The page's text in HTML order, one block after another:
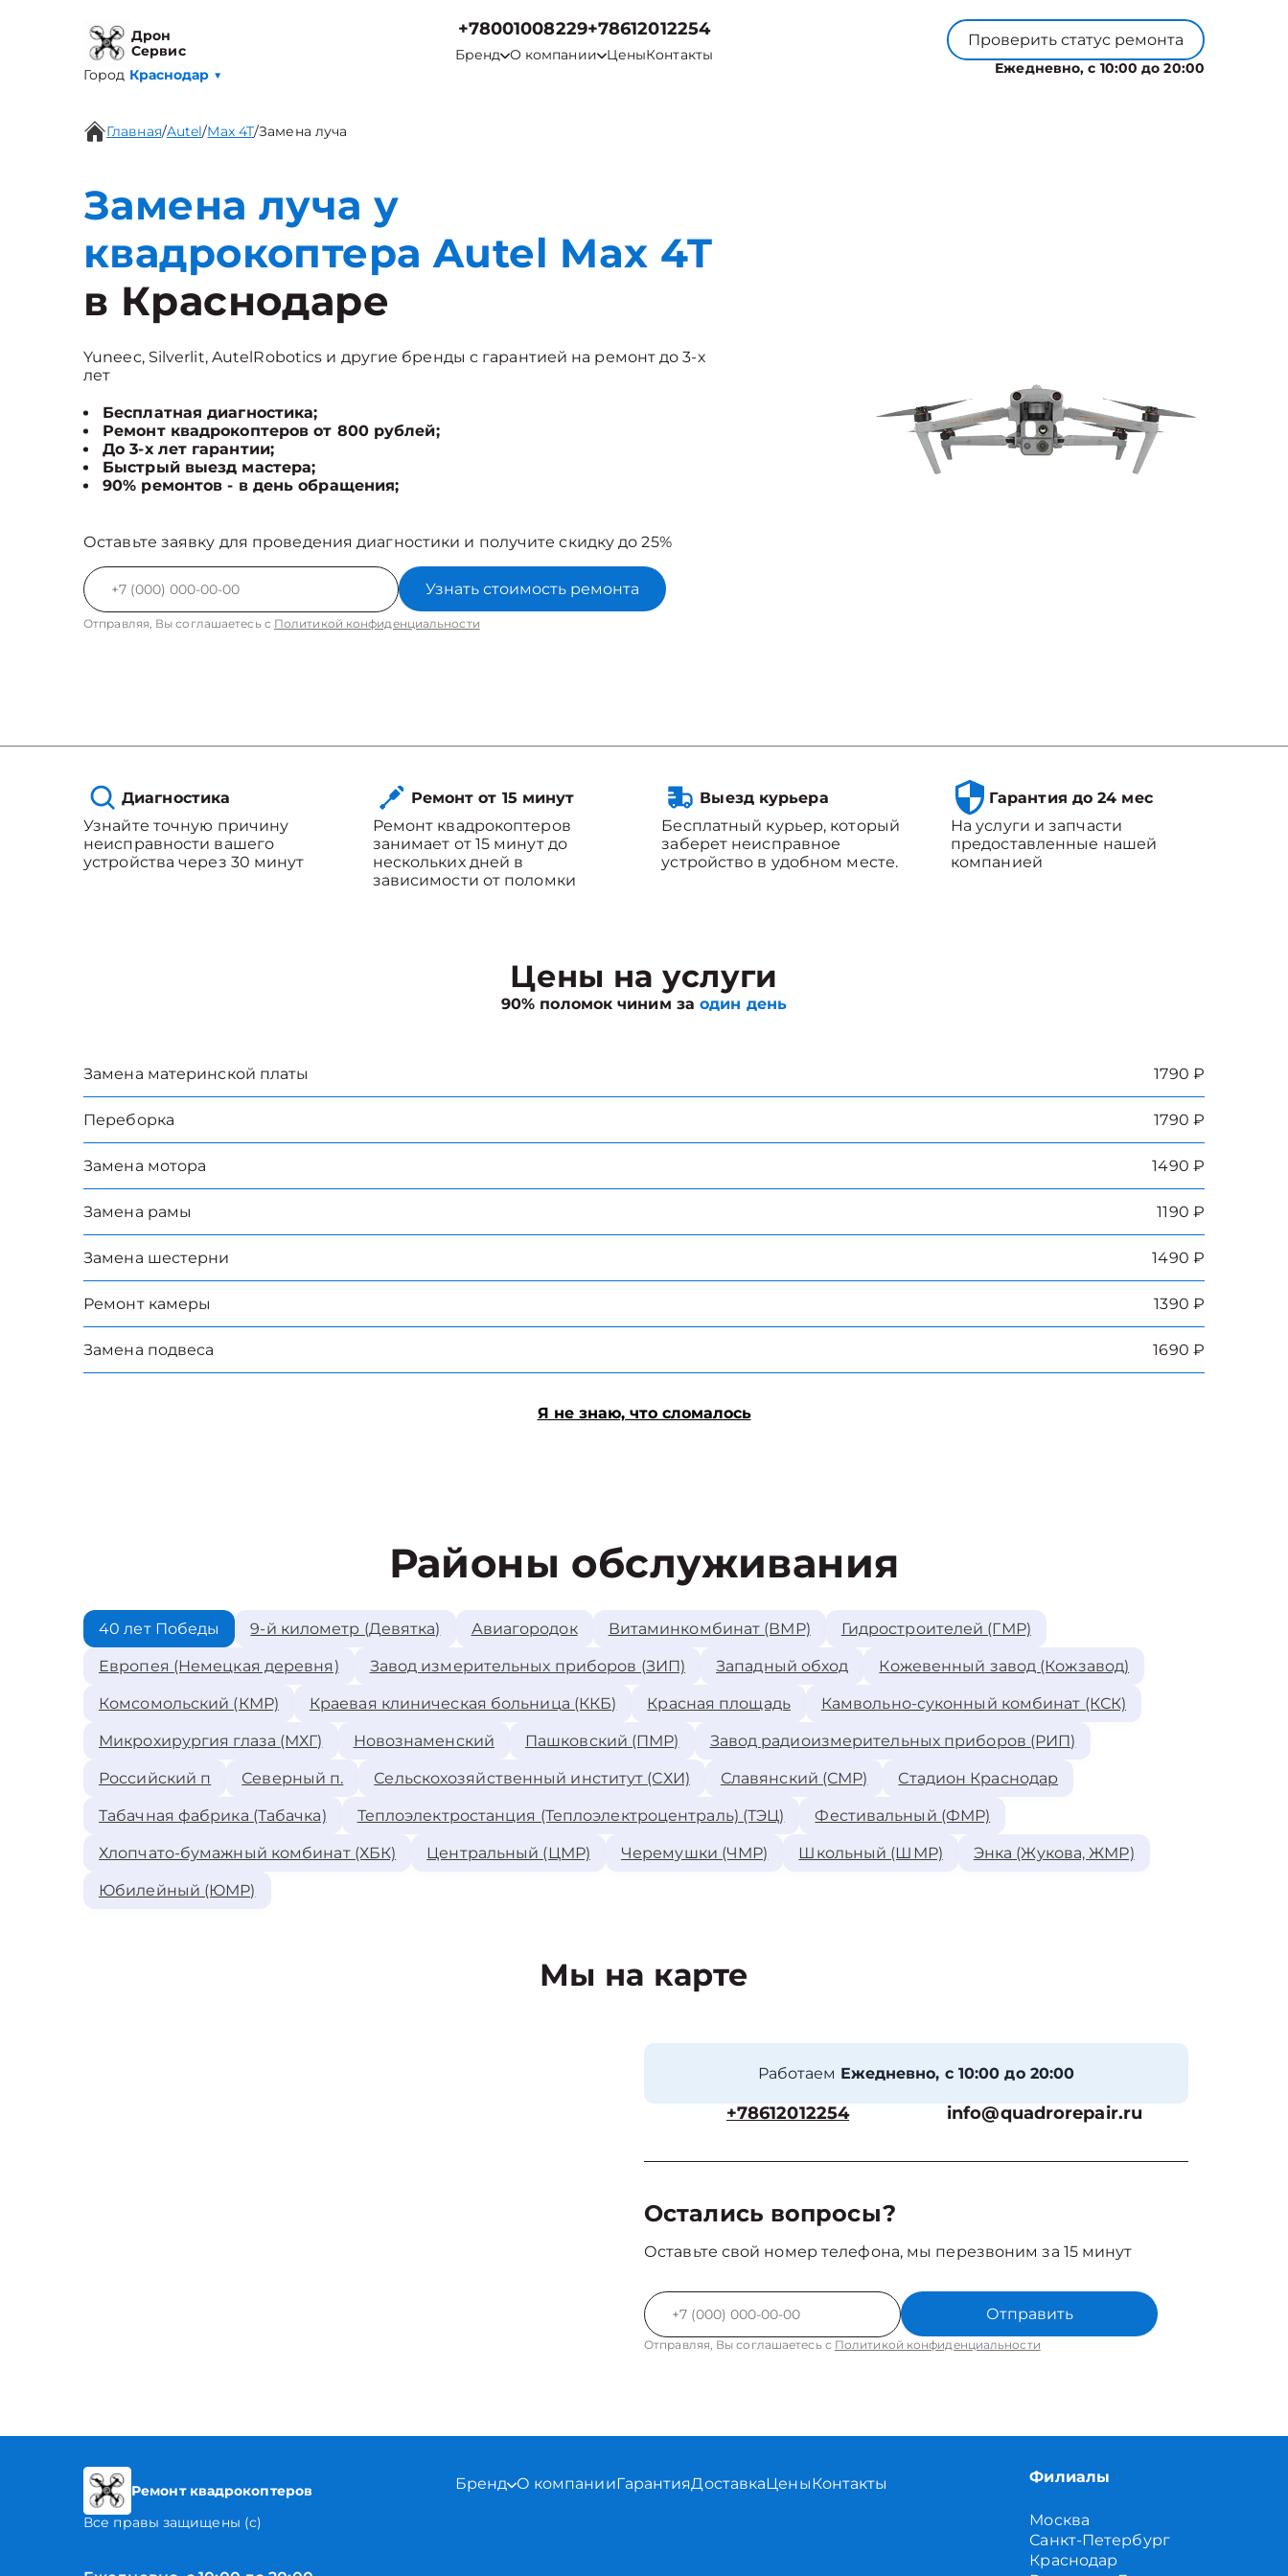
Дрон
Сервис
Город Краснодар ▼
+78001008229+78612012254
Бренд О компании ЦеныКонтакты
Проверить статус ремонта
Ежедневно, с 10:00 до 20:00
Главная/Autel/Max 4T/Замена луча
Замена луча у
квадрокоптера Autel Max 4T
в Краснодаре
Yuneec, Silverlit, AutelRobotics и другие бренды с гарантией на ремонт до 3-х
лет
Бесплатная диагностика;
Ремонт квадрокоптеров от 800 рублей;
До 3-х лет гарантии;
Быстрый выезд мастера;
90% ремонтов - в день обращения;
Оставьте заявку для проведения диагностики и получите скидку до 25%
Узнать стоимость ремонта
Отправляя, Вы соглашаетесь с Политикой конфиденциальности
Диагностика
Узнайте точную причину
неисправности вашего
устройства через 30 минут
Ремонт от 15 минут
Ремонт квадрокоптеров
занимает от 15 минут до
нескольких дней в
зависимости от поломки
Выезд курьера
Бесплатный курьер, который
заберет неисправное
устройство в удобном месте.
Гарантия до 24 мес
На услуги и запчасти
предоставленные нашей
компанией
Цены на услуги
90% поломок чиним заодин день
Замена материнской платы 1790 ₽
Переборка 1790 ₽
Замена мотора 1490 ₽
Замена рамы 1190 ₽
Замена шестерни 1490 ₽
Ремонт камеры 1390 ₽
Замена подвеса 1690 ₽
Я не знаю, что сломалось
Районы обслуживания
40 лет Победы 9-й километр (Девятка) Авиагородок Витаминкомбинат (ВМР) Гидростроителей (ГМР)
Европея (Немецкая деревня) Завод измерительных приборов (ЗИП) Западный обход Кожевенный завод (Кожзавод)
Комсомольский (КМР) Краевая клиническая больница (ККБ) Красная площадь Камвольно-суконный комбинат (КСК)
Микрохирургия глаза (МХГ) Новознаменский Пашковский (ПМР) Завод радиоизмерительных приборов (РИП)
Российский п Северный п. Сельскохозяйственный институт (СХИ) Славянский (СМР) Стадион Краснодар
Табачная фабрика (Табачка) Теплоэлектростанция (Теплоэлектроцентраль) (ТЭЦ) Фестивальный (ФМР)
Хлопчато-бумажный комбинат (ХБК) Центральный (ЦМР) Черемушки (ЧМР) Школьный (ШМР) Энка (Жукова, ЖМР)
Юбилейный (ЮМР)
Мы на карте
Работаем Ежедневно, с 10:00 до 20:00
+78612012254 info@quadrorepair.ru
Остались вопросы?
Оставьте свой номер телефона, мы перезвоним за 15 минут
Отправить
Отправляя, Вы соглашаетесь с Политикой конфиденциальности
Ремонт квадрокоптеров
Все правы защищены (с)
Бренд О компанииГарантияДоставкаЦеныКонтакты Филиалы
Москва
Санкт-Петербург
Краснодар